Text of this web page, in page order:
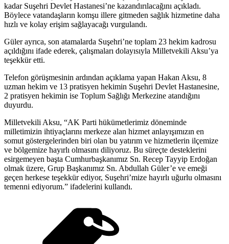
kadar Suşehri Devlet Hastanesi’ne kazandırılacağını açıkladı.
Böylece vatandaşların komşu illere gitmeden sağlık hizmetine daha
hızlı ve kolay erişim sağlayacağı vurgulandı.
Güler ayrıca, son atamalarda Suşehri’ne toplam 23 hekim kadrosu
açıldığını ifade ederek, çalışmaları dolayısıyla Milletvekili Aksu’ya
teşekkür etti.
Telefon görüşmesinin ardından açıklama yapan Hakan Aksu, 8
uzman hekim ve 13 pratisyen hekimin Suşehri Devlet Hastanesine,
2 pratisyen hekimin ise Toplum Sağlığı Merkezine atandığını
duyurdu.
Milletvekili Aksu, “AK Parti hükümetlerimiz döneminde
milletimizin ihtiyaçlarını merkeze alan hizmet anlayışımızın en
somut göstergelerinden biri olan bu yatırım ve hizmetlerin ilçemize
ve bölgemize hayırlı olmasını diliyoruz. Bu süreçte desteklerini
esirgemeyen başta Cumhurbaşkanımız Sn. Recep Tayyip Erdoğan
olmak üzere, Grup Başkanımız Sn. Abdullah Güler’e ve emeği
geçen herkese teşekkür ediyor, Suşehri’mize hayırlı uğurlu olmasını
temenni ediyorum.” ifadelerini kullandı.